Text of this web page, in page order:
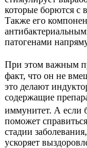
которые борются с
Также его
патогенами
При этом важным
факт, что он не
это делают
содержащие
иммунитет. А если
поможет
стадии
ускоряет